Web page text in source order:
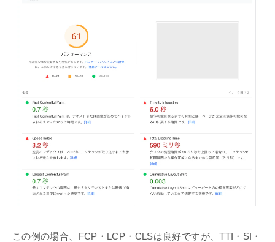
この例の場合、FCP・LCP・CLSは良好ですが、TTI・SI・